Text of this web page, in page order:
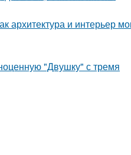
и интерьер
"Двушку" с тремя